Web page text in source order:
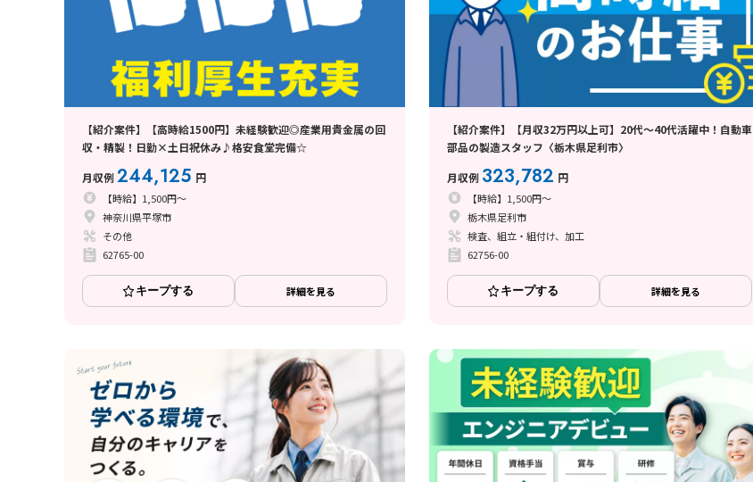
【紹介案件】【高時給1500円】未経験歓迎◎産業用貴金属の回
収・精製！日勤×土日祝休み♪格安食堂完備☆
月収例244,125 円
【時給】1,500円～
神奈川県平塚市
その他
62765-00
キープする 詳細を見る
【紹介案件】【月収32万円以上可】20代〜40代活躍中！自動車
部品の製造スタッフ〈栃木県足利市〉
月収例 323,782 円
【時給】1,500円～
栃木県足利市
検査、組立・組付け、加工
62756-00
キープする 詳細を見る